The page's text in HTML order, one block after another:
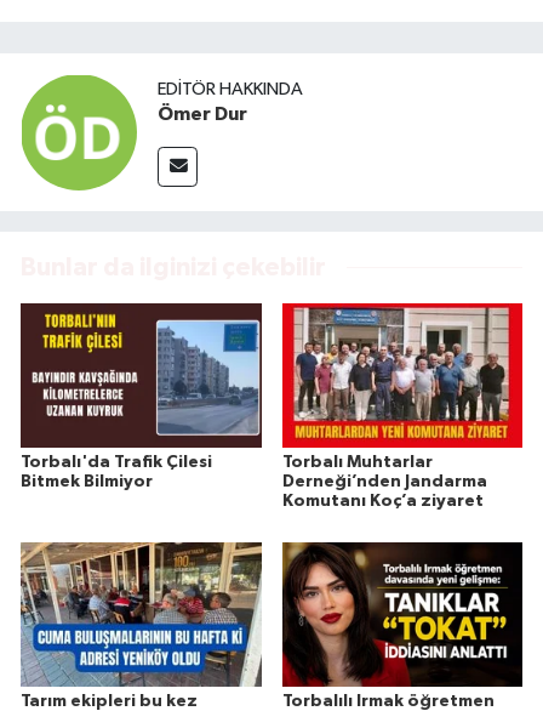
EDITÖR HAKKINDA
Ömer Dur
Torbalı'da Trafik Çilesi
Bitmek Bilmiyor
Torbalı Muhtarlar
Derneği’nden Jandarma
Komutanı Koç’a ziyaret
Tarım ekipleri bu kez
Torbalılı Irmak öğretmen